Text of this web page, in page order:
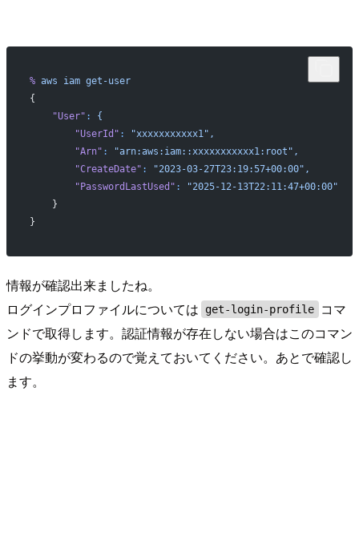
% aws iam get-user
{
    "User"
:
{
        "UserId"
:
"xxxxxxxxxxx1",
        "Arn"
:
"arn:aws:iam::xxxxxxxxxxx1:root",
        "CreateDate"
:
"2023-03-27T23:19:57+00:00",
        "PasswordLastUsed"
:
"2025-12-13T22:11:47+00:00"
    }
}
情報が確認出来ましたね。
ログインプロファイルについては
get-login-profile
コマ
ンドで取得します。認証情報が存在しない場合はこのコマン
ドの挙動が変わるので覚えておいてください。あとで確認し
ます。